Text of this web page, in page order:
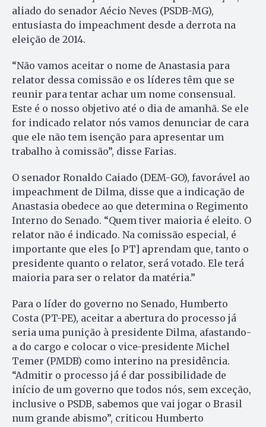
aliado do senador Aécio Neves (PSDB-MG),
entusiasta do impeachment desde a derrota na
eleição de 2014.
“Não vamos aceitar o nome de Anastasia para
relator dessa comissão e os líderes têm que se
reunir para tentar achar um nome consensual.
Este é o nosso objetivo até o dia de amanhã. Se ele
for indicado relator nós vamos denunciar de cara
que ele não tem isenção para apresentar um
trabalho à comissão”, disse Farias.
O senador Ronaldo Caiado (DEM-GO), favorável ao
impeachment de Dilma, disse que a indicação de
Anastasia obedece ao que determina o Regimento
Interno do Senado. “Quem tiver maioria é eleito. O
relator não é indicado. Na comissão especial, é
importante que eles [o PT] aprendam que, tanto o
presidente quanto o relator, será votado. Ele terá
maioria para ser o relator da matéria.”
Para o líder do governo no Senado, Humberto
Costa (PT-PE), aceitar a abertura do processo já
seria uma punição à presidente Dilma, afastando-
a do cargo e colocar o vice-presidente Michel
Temer (PMDB) como interino na presidência.
“Admitir o processo já é dar possibilidade de
início de um governo que todos nós, sem exceção,
inclusive o PSDB, sabemos que vai jogar o Brasil
num grande abismo”, criticou Humberto